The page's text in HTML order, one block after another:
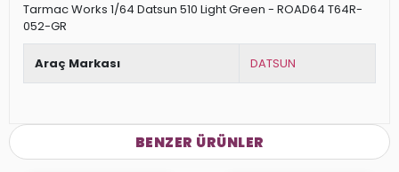
Tarmac Works 1/64 Datsun 510 Light Green - ROAD64 T64R-
052-GR
Araç Markası DATSUN
BENZER ÜRÜNLER